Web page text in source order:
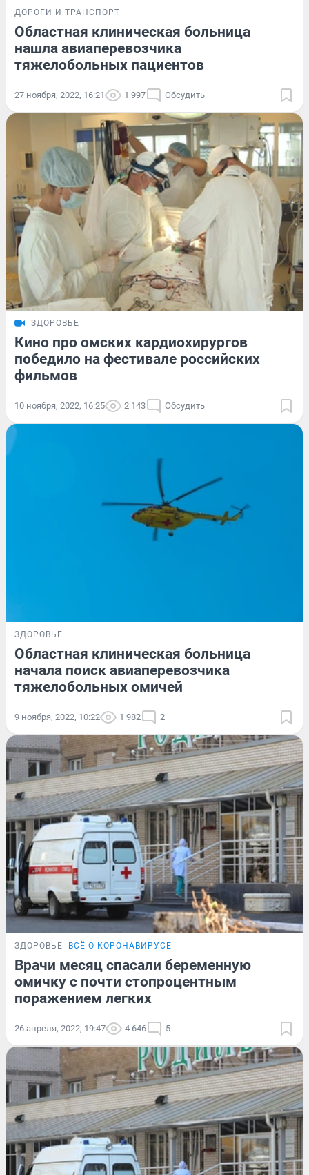
ДОРОГИ И ТРАНСПОРТ
Областная клиническая больница
нашла авиаперевозчика
тяжелобольных пациентов
27 ноября, 2022, 16:21 1 997 Обсудить
ЗДОРОВЬЕ
Кино про омских кардиохирургов
победило на фестивале российских
фильмов
10 ноября, 2022, 16:25 2 143 Обсудить
ЗДОРОВЬЕ
Областная клиническая больница
начала поиск авиаперевозчика
тяжелобольных омичей
9 ноября, 2022, 10:22 1 982 2
ЗДОРОВЬЕ ВСЁ О КОРОНАВИРУСЕ
Врачи месяц спасали беременную
омичку с почти стопроцентным
поражением легких
26 апреля, 2022, 19:47 4 646 5